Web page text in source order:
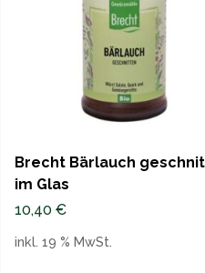
Brecht Bärlauch
im Glas
10,40 €
inkl. 19 % MwSt.